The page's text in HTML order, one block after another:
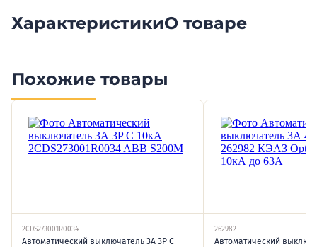
ХарактеристикиО товаре
Похожие товары
2CDS273001R0034
Автоматический выключатель 3А 3P C
262982
Автоматический